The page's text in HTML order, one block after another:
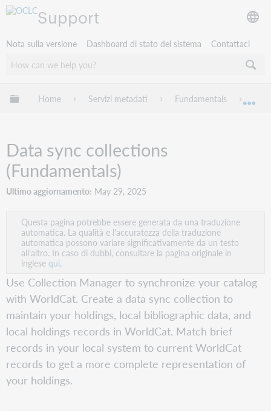
Support
Nota sulla versione Dashboard di stato del sistema Contattaci
Espandi/comprimi la gerarchia globale
Home Servizi metadati Fundamentals
Data sync collections
(Fundamentals)
Ultimo aggiornamento May 29, 2025
Questa pagina potrebbe essere generata da una traduzione
automatica. La qualità e l'accuratezza della traduzione
automatica possono variare significativamente da un testo
all'altro. In caso di dubbi, consultare la pagina originale in
inglesequi.
Use Collection Manager to synchronize your catalog
with WorldCat. Create a data sync collection to
maintain your holdings, local bibliographic data, and
local holdings records in WorldCat. Match brief
records in your local system to current WorldCat
records to get a more complete representation of
your holdings.